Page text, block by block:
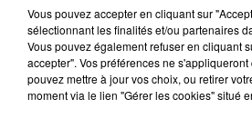
Vous pouvez accepter en cliquant sur
sélectionnant les finalités et/ou partenaires
Vous pouvez également refuser en cliquant
accepter". Vos préférences ne
pouvez mettre à jour vos choix, ou retirer
moment via le lien "Gérer les cookies" situé